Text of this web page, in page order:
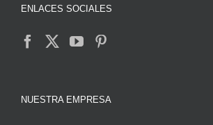
ENLACES SOCIALES
NUESTRA EMPRESA